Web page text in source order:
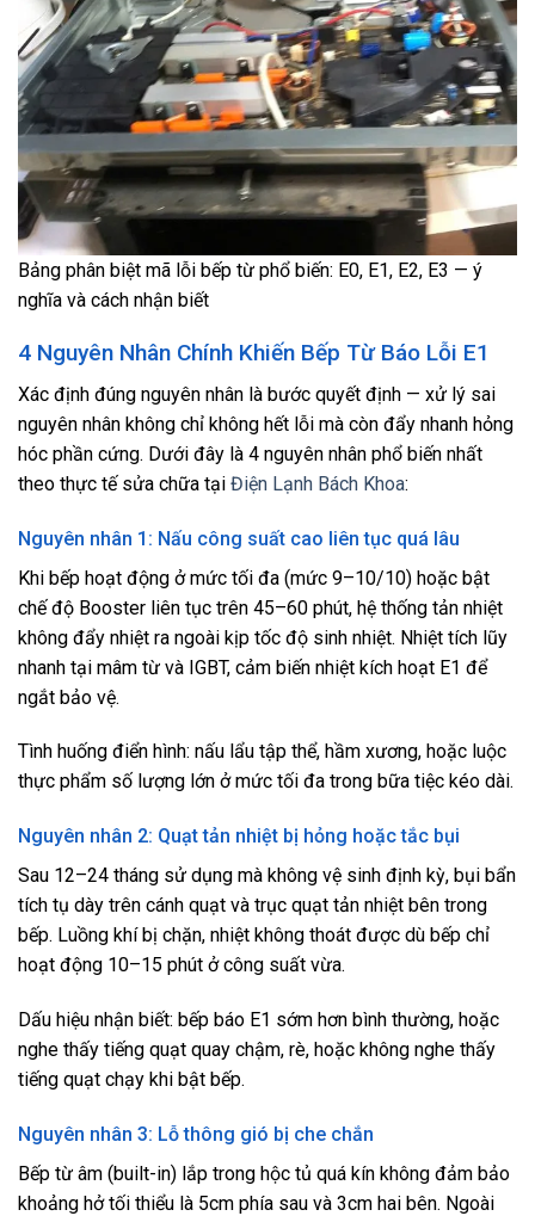
Bảng phân biệt mã lỗi bếp từ phổ biến: E0, E1, E2, E3 — ý
nghĩa và cách nhận biết
4 Nguyên Nhân Chính Khiến Bếp Từ Báo Lỗi E1
Xác định đúng nguyên nhân là bước quyết định — xử lý sai
nguyên nhân không chỉ không hết lỗi mà còn đẩy nhanh hỏng
hóc phần cứng. Dưới đây là 4 nguyên nhân phổ biến nhất
theo thực tế sửa chữa tại Điện Lạnh Bách Khoa:
Nguyên nhân 1: Nấu công suất cao liên tục quá lâu
Khi bếp hoạt động ở mức tối đa (mức 9–10/10) hoặc bật
chế độ Booster liên tục trên 45–60 phút, hệ thống tản nhiệt
không đẩy nhiệt ra ngoài kịp tốc độ sinh nhiệt. Nhiệt tích lũy
nhanh tại mâm từ và IGBT, cảm biến nhiệt kích hoạt E1 để
ngắt bảo vệ.
Tình huống điển hình: nấu lẩu tập thể, hầm xương, hoặc luộc
thực phẩm số lượng lớn ở mức tối đa trong bữa tiệc kéo dài.
Nguyên nhân 2: Quạt tản nhiệt bị hỏng hoặc tắc bụi
Sau 12–24 tháng sử dụng mà không vệ sinh định kỳ, bụi bẩn
tích tụ dày trên cánh quạt và trục quạt tản nhiệt bên trong
bếp. Luồng khí bị chặn, nhiệt không thoát được dù bếp chỉ
hoạt động 10–15 phút ở công suất vừa.
Dấu hiệu nhận biết: bếp báo E1 sớm hơn bình thường, hoặc
nghe thấy tiếng quạt quay chậm, rè, hoặc không nghe thấy
tiếng quạt chạy khi bật bếp.
Nguyên nhân 3: Lỗ thông gió bị che chắn
Bếp từ âm (built-in) lắp trong hộc tủ quá kín không đảm bảo
khoảng hở tối thiểu là 5cm phía sau và 3cm hai bên. Ngoài